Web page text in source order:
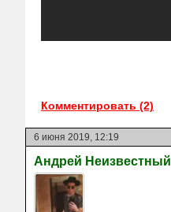
Комментировать (2)
6 июня 2019, 12:19
Андрей Неизвестный